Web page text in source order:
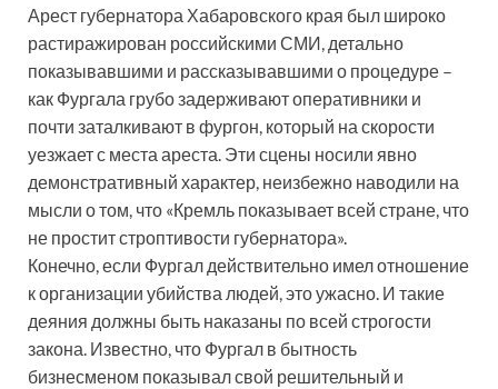
Арест губернатора Хабаровского края был широко
растиражирован российскими СМИ, детально
показывавшими и рассказывавшими о процедуре –
как Фургала грубо задерживают оперативники и
почти заталкивают в фургон, который на скорости
уезжает с места ареста. Эти сцены носили явно
демонстративный характер, неизбежно наводили на
мысли о том, что «Кремль показывает всей стране, что
не простит строптивости губернатора».
Конечно, если Фургал действительно имел отношение
к организации убийства людей, это ужасно. И такие
деяния должны быть наказаны по всей строгости
закона. Известно, что Фургал в бытность
бизнесменом показывал свой решительный и